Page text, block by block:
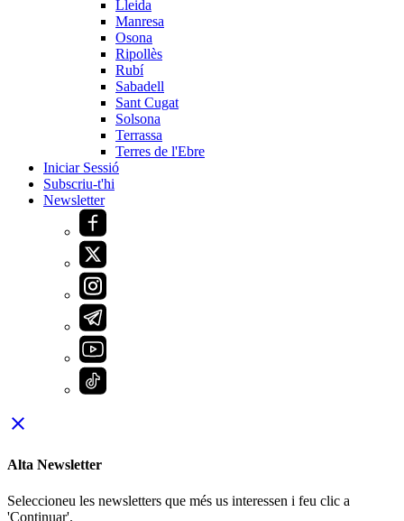
Lleida
Manresa
Osona
Ripollès
Rubí
Sabadell
Sant Cugat
Solsona
Terrassa
Terres de l'Ebre
Iniciar Sessió
Subscriu-t'hi
Newsletter
close
Alta Newsletter
Seleccioneu les newsletters que més us interessen i feu clic a
'Continuar'.